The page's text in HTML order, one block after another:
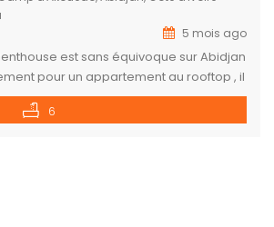
5 mois ago
est sans équivoque sur Abidjan
pour un appartement au rooftop , il
sur tout Abidjan Nord et dispose d’un
très performant . 4 chambres
6